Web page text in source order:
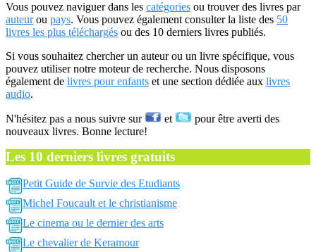
Vous pouvez naviguer dans les catégories ou trouver des livres par
auteurou pays. Vous pouvez également consulter la liste des 50
livres les plus téléchargés ou des 10 derniers livres publiés.
Si vous souhaitez chercher un auteur ou un livre spécifique, vous
pouvez utiliser notre moteur de recherche. Nous disposons
également de livres pour enfants et une section dédiée aux livres
audio.
N'hésitez pas a nous suivre sur et
pour être averti des
nouveaux livres. Bonne lecture!
Les 10 derniers livres gratuits
Petit Guide de Survie des Etudiants
Michel Foucault et le christianisme
Le cinema ou le dernier des arts
Le chevalier de Keramour